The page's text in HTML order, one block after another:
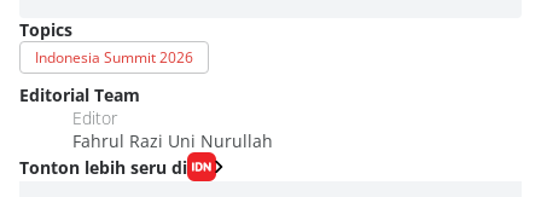
Topics
Indonesia Summit 2026
Editorial Team
Editor
Fahrul Razi Uni Nurullah
Tonton lebih seru di